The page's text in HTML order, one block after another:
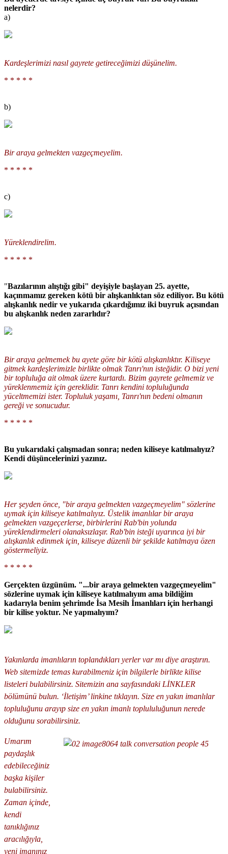
nelerdir?
a)
Kardeşlerimizi nasıl gayrete getireceğimizi düşünelim.
* * * * *
b)
Bir araya gelmekten vazgeçmeyelim.
* * * * *
c)
Yüreklendirelim.
* * * * *
"Bazılarının alıştığı gibi" deyişiyle başlayan 25. ayette,
kaçınmamız gereken kötü bir alışkanlıktan söz ediliyor. Bu kötü
alışkanlık nedir ve yukarıda çıkardığımız iki buyruk açısından
bu alışkanlık neden zararlıdır?
Bir araya gelmemek bu ayete göre bir kötü alışkanlıktır. Kiliseye
gitmek kardeşlerimizle birlikte olmak Tanrı'nın isteğidir. O bizi yeni
bir topluluğa ait olmak üzere kurtardı. Bizim gayrete gelmemiz ve
yüreklenmemiz için gereklidir. Tanrı kendini topluluğunda
yüceltmemizi ister. Topluluk yaşamı, Tanrı'nın bedeni olmanın
gereği ve sonucudur.
* * * * *
Bu yukarıdaki çalışmadan sonra; neden kiliseye katılmalıyız?
Kendi düşüncelerinizi yazınız.
Her şeyden önce, "bir araya gelmekten vazgeçmeyelim" sözlerine
uymak için kiliseye katılmalıyız. Üstelik imanlılar bir araya
gelmekten vazgeçerlerse, birbirlerini Rab'bin yolunda
yüreklendirmeleri olanaksızlaşır. Rab'bin isteği uyarınca iyi bir
alışkanlık edinmek için, kiliseye düzenli bir şekilde katılmaya özen
göstermeliyiz.
* * * * *
Gerçekten üzgünüm. "...bir araya gelmekten vazgeçmeyelim"
sözlerine uymak için kiliseye katılmalıyım ama bildiğim
kadarıyla benim şehrimde İsa Mesih İmanlıları için herhangi
bir kilise yoktur. Ne yapmalıyım?
Yakınlarda imanlıların toplandıkları yerler var mı diye araştırın.
Web sitemizde temas kurabilmeniz için bilgilerle birlikte kilise
listeleri bulabilirsiniz. Sitemizin ana sayfasındaki LİNKLER
bölümünü bulun. ‘İletişim’ linkine tıklayın. Size en yakın imanlılar
topluluğunu arayıp size en yakın imanlı toplululuğunun nerede
olduğunu sorabilirsiniz.
Umarım
paydaşlık
edebileceğiniz
başka kişiler
bulabilirsiniz.
Zaman içinde,
kendi
tanıklığınız
aracılığıyla,
yeni imanınız